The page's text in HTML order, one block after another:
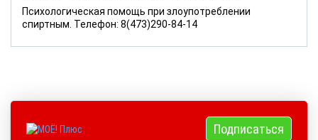
Психологическая помощь при злоупотреблении
спиртным. Телефон: 8(473)290-84-14
Подписаться